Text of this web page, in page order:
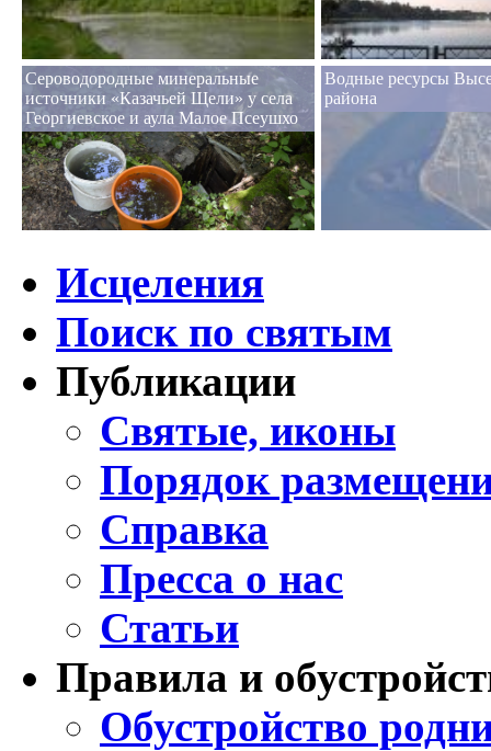
Сероводородные минеральные
источники «Казачьей Щели» у села
Георгиевское и аула Малое Псеушхо
Водные ресурсы
района
Исцеления
Поиск по святым
Публикации
Святые, иконы
Порядок
Справка
Пресса о нас
Статьи
Правила и
Обустройство